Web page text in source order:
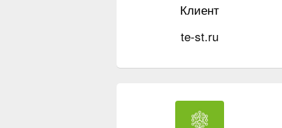
Клиент
te-st.ru